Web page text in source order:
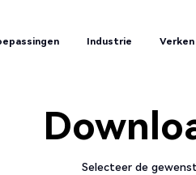
Industrie
Verken
Selecteer de